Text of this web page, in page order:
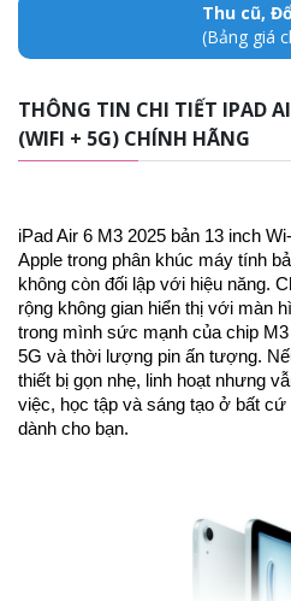
Thu cũ,
(Bảng giá
THÔNG TIN CHI TIẾT IPAD
(WIFI + 5G) CHÍNH HÃNG
iPad Air 6 M3 2025 bản 13 inch
Apple trong phân khúc máy tính
không còn đối lập với hiệu năng.
rộng không gian hiển thị với màn
trong mình sức mạnh của chip
5G và thời lượng pin ấn tượng.
thiết bị gọn nhẹ, linh hoạt nhưng
việc, học tập và sáng tạo ở bất
dành cho bạn.